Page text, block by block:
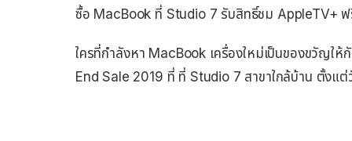
ซื้อ MacBook ที่ Studio 7 รับสิทธิ์ชม AppleTV+
ใครที่กำลังหา​ MacBook เครื่องใหม่เป็นของขวัญใ
End Sale 2019 ที่ ที่ Studio 7 สาขาใกล้บ้าน ตั้งแ